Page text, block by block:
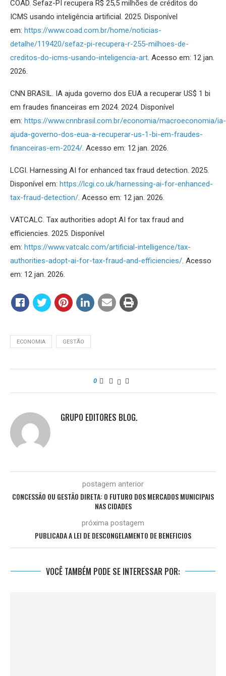
COAD. Sefaz-PI recupera R$ 25,5 milhões de créditos do
ICMS usando inteligência artificial. 2025. Disponível
em: https://www.coad.com.br/home/noticias-
detalhe/119420/sefaz-pi-recupera-r-255-milhoes-de-
creditos-do-icms-usando-inteligencia-art. Acesso em: 12 jan.
2026.
CNN BRASIL. IA ajuda governo dos EUA a recuperar US$ 1 bi
em fraudes financeiras em 2024. 2024. Disponível
em: https://www.cnnbrasil.com.br/economia/macroeconomia/ia-
ajuda-governo-dos-eua-a-recuperar-us-1-bi-em-fraudes-
financeiras-em-2024/. Acesso em: 12 jan. 2026.
LCGI. Harnessing AI for enhanced tax fraud detection. 2025.
Disponível em: https://lcgi.co.uk/harnessing-ai-for-enhanced-
tax-fraud-detection/. Acesso em: 12 jan. 2026.
VATCALC. Tax authorities adopt AI for tax fraud and
efficiencies. 2025. Disponível
em: https://www.vatcalc.com/artificial-intelligence/tax-
authorities-adopt-ai-for-tax-fraud-and-efficiencies/. Acesso
em: 12 jan. 2026.
ECONOMIA GESTÃO
0
GRUPO EDITORES BLOG.
postagem anterior
CONCESSÃO OU GESTÃO DIRETA: O FUTURO DOS MERCADOS MUNICIPAIS
NAS CIDADES
próxima postagem
PUBLICADA A LEI DE DESCONGELAMENTO DE BENEFICIOS
VOCÊ TAMBÉM PODE SE INTERESSAR POR: